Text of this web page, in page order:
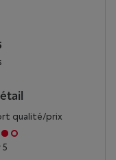
qualité/prix
5